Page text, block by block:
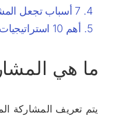
7 أسباب تجعل المشاركة المدنية مهمة؟
أهم 10 استراتيجيات للمشاركة المدنية
ما هي
يتم تعريف المشاركة